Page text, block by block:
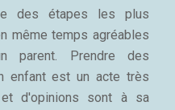
des étapes les plus
même temps agréables
parent. Prendre des
enfant est un acte très
et d'opinions sont à sa